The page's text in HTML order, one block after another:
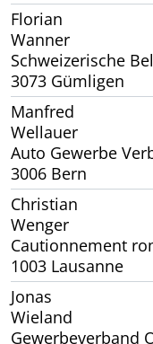
Florian
Wanner
Schweizerische
3073 Gümligen
Manfred
Wellauer
Auto Gewerbe
3006 Bern
Christian
Wenger
Cautionnement
1003 Lausanne
Jonas
Wieland
Gewerbeverband